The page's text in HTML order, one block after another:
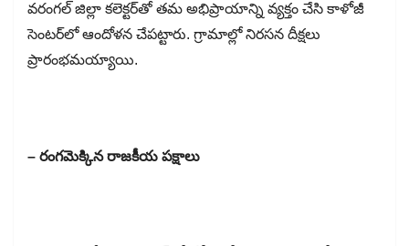
వరంగల్​ జిల్లా కలెక్టర్​తో తమ అభిప్రాయాన్ని వ్యక్తం చేసి కాళోజీ
సెంటర్​లో ఆందోళన చేపట్టారు. గ్రామాల్లో నిరసన దీక్షలు
ప్రారంభమయ్యాయి.
– రంగమెక్కిన రాజకీయ పక్షాలు